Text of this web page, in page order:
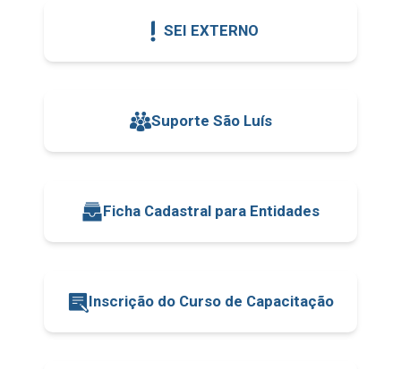
SEI EXTERNO
Suporte São Luís
Ficha Cadastral para Entidades
Inscrição do Curso de Capacitação